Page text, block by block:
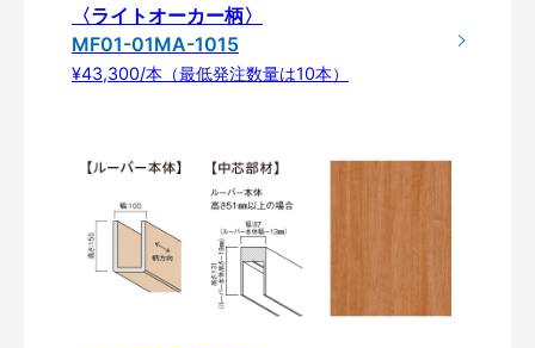
〈ライトオーカー柄〉
MF01-01MA-1015
¥43,300/本（最低発注数量は10本）